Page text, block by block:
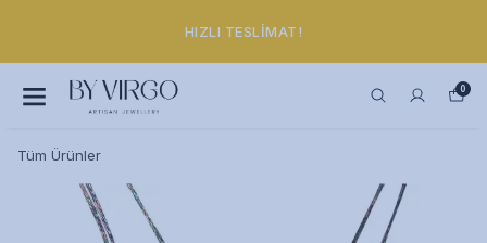
HIZLI TESLIMAT!
0
Tüm Ürünler